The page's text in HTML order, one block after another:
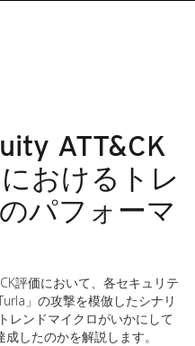
ATT&CK
おけるトレ
パフォーマ
評価において、各セキュリテ
」の攻撃を模倣したシナリ
レンドマイクロがいかにして
したのかを解説します。